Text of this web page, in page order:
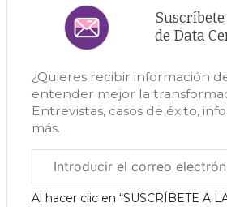
de Data
¿Quieres recibir información
entender mejor la
Entrevistas, casos de éxito,
más.
electrónico
corporativo
Al hacer clic en “SUSCRÍBETE A